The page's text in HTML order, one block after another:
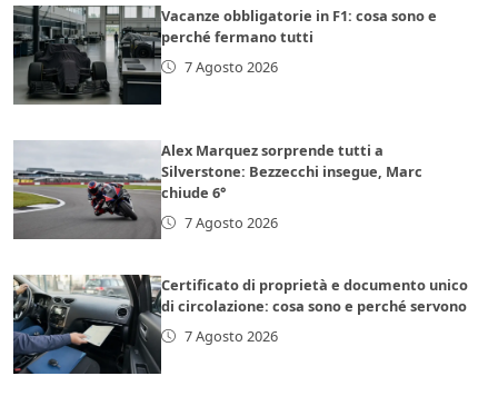
Vacanze obbligatorie in F1: cosa sono e
perché fermano tutti
7 Agosto 2026
Alex Marquez sorprende tutti a
Silverstone: Bezzecchi insegue, Marc
chiude 6°
7 Agosto 2026
Certificato di proprietà e documento unico
di circolazione: cosa sono e perché servono
7 Agosto 2026